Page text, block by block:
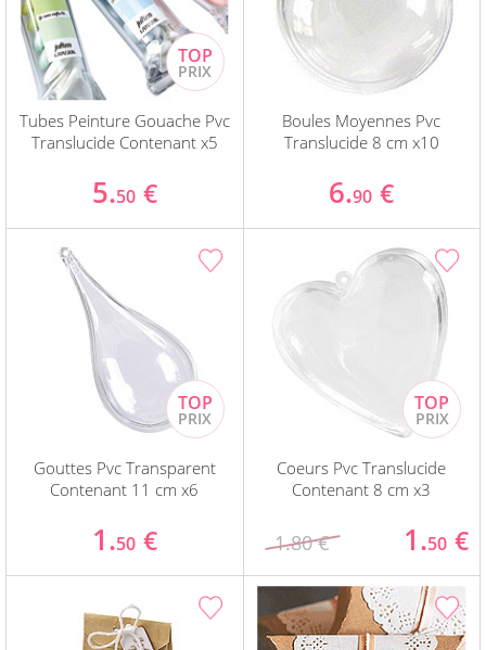
Tubes Peinture Gouache Pvc
Translucide Contenant x5
5.50 €
Boules Moyennes Pvc
Translucide 8 cm x10
6.90 €
Gouttes Pvc Transparent
Contenant 11 cm x6
1.50 €
Coeurs Pvc Translucide
Contenant 8 cm x3
1.80 € 1.50 €